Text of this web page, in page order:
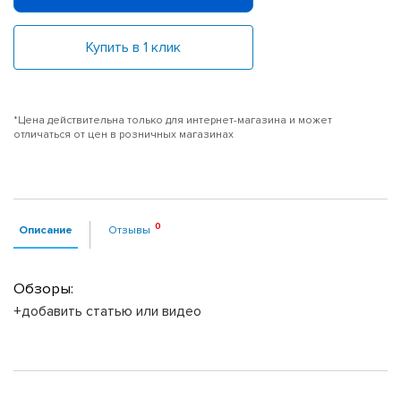
Купить в 1 клик
*Цена действительна только для интернет-магазина и может
отличаться от цен в розничных магазинах
Описание Отзывы
Обзоры:
+добавить статью или видео